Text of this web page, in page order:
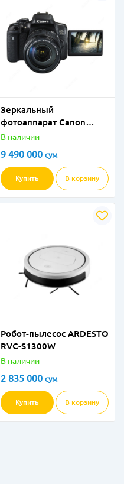
Зеркальный
фотоаппарат Canon
750D
В наличии
9 490 000 сум
Купить В корзину
Робот-пылесос ARDESTO
RVC-S1300W
В наличии
2 835 000 сум
Купить В корзину